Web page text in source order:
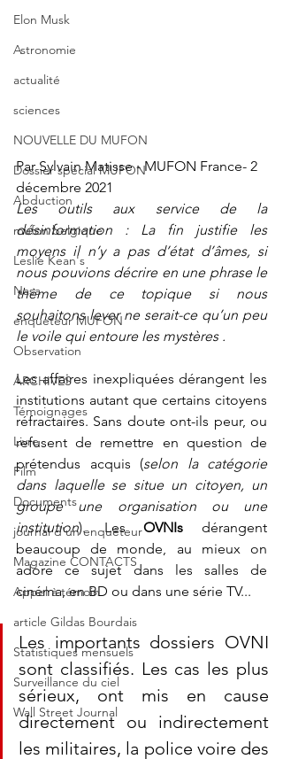
Elon Musk
Astronomie
actualité
sciences
NOUVELLE DU MUFON
Dossier spécial MUFON
Abduction
mufon belgique
Leslie Kean's
Nasa
enqueteur MUFON
Observation
ARCHIVES
Témoignages
Livre
Film
Documents
journal d'un enquêteur
Magazine CONTACTS
Appel à témoin
article Gildas Bourdais
Statistiques mensuels
Surveillance du ciel
Wall Street Journal
Par Sylvain Matisse - MUFON France- 2
décembre 2021
Les outils aux service de la
désinformation : La fin justifie les
moyens il n’y a pas d’état d’âmes, si
nous pouvions décrire en une phrase le
thème de ce topique si nous
souhaitons lever ne serait-ce qu’un peu
le voile qui entoure les mystères .
Les affaires inexpliquées dérangent les
institutions autant que certains citoyens
réfractaires. Sans doute ont-ils peur, ou
refusent de remettre en question de
prétendus acquis (selon la catégorie
dans laquelle se situe un citoyen, un
groupe une organisation ou une
institution). Les OVNIs dérangent
beaucoup de monde, au mieux on
adore ce sujet dans les salles de
cinéma, en BD ou dans une série TV...
Les importants dossiers OVNI
sont classifiés. Les cas les plus
sérieux, ont mis en cause
directement ou indirectement
les militaires, la police voire des